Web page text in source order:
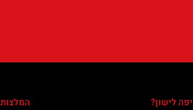
לישון?
המלצות